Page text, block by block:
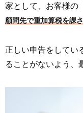
家として、お客様の
顧問先で重加算税を課
正しい申告をしてい
ることがないよう、